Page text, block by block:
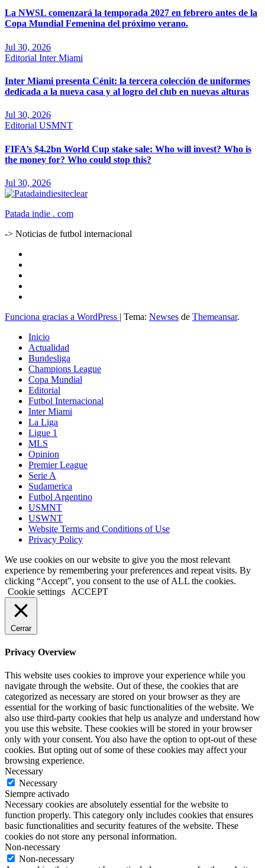
La NWSL comenzará la temporada 2027 en febrero antes de la
Copa Mundial Femenina del próximo verano.
Jul 30, 2026
Editorial Inter Miami
Inter Miami presenta Cénit: la tercera colección de uniformes
dedicada a la nueva casa y al logro del club en nuevas alturas
Jul 30, 2026
Editorial USMNT
FIFA’s $4.2bn World Cup stake sale: Who will invest? Who is
the money for? Who could stop this?
Jul 30, 2026
Patada indie . com
-> Noticias de futbol internacional
Funciona gracias a WordPress | Tema: Newses de Themeansar.
Inicio
Actualidad
Bundesliga
Champions League
Copa Mundial
Editorial
Futbol Internacional
Inter Miami
La Liga
Ligue 1
MLS
Opinion
Premier League
Serie A
Sudamerica
Futbol Argentino
USMNT
USWNT
Website Terms and Conditions of Use
Privacy Policy
We use cookies on our website to give you the most relevant
experience by remembering your preferences and repeat visits. By
clicking “Accept”, you consent to the use of ALL the cookies.
Cookie settings
ACCEPT
Cerrar
Privacy Overview
This website uses cookies to improve your experience while you
navigate through the website. Out of these, the cookies that are
categorized as necessary are stored on your browser as they are
essential for the working of basic functionalities of the website. We
also use third-party cookies that help us analyze and understand how
you use this website. These cookies will be stored in your browser
only with your consent. You also have the option to opt-out of these
cookies. But opting out of some of these cookies may affect your
browsing experience.
Necessary
Necessary
Siempre activado
Necessary cookies are absolutely essential for the website to
function properly. This category only includes cookies that ensures
basic functionalities and security features of the website. These
cookies do not store any personal information.
Non-necessary
Non-necessary